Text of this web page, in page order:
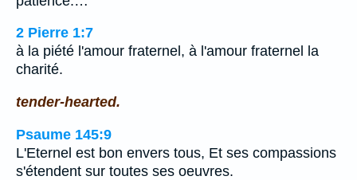
2 Pierre 1:7
à la piété l'amour fraternel, à l'amour fraternel la
charité.
tender-hearted.
Psaume 145:9
L'Eternel est bon envers tous, Et ses compassions
s'étendent sur toutes ses oeuvres.